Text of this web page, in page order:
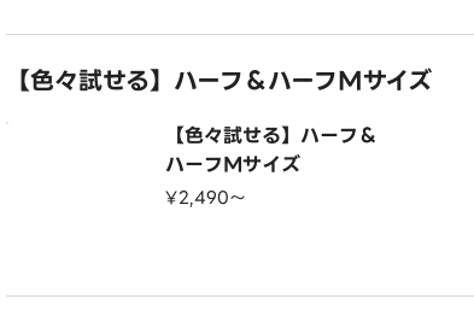
【色々試せる】ハーフ＆ハーフMサイズ
【色々試せる】ハーフ＆
ハーフMサイズ
¥2,490〜